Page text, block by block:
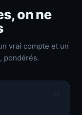
on ne
vrai compte et un
pondérés.
01